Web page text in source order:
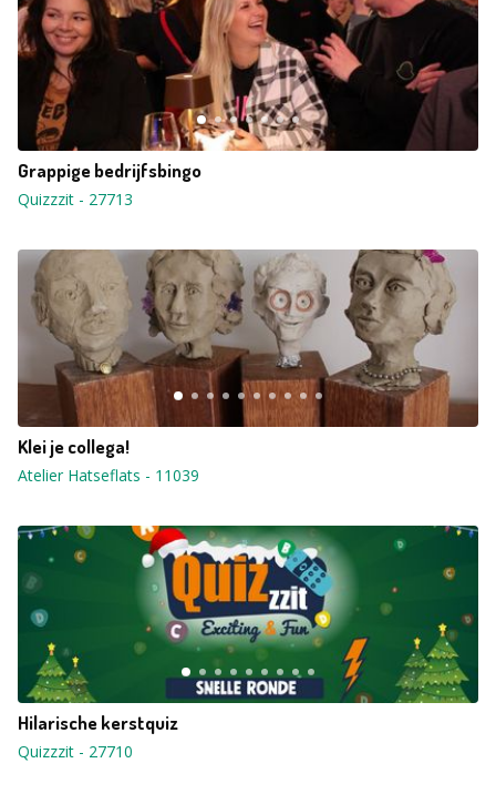
Grappige bedrijfsbingo
Quizzzit - 27713
Klei je collega!
Atelier Hatseflats - 11039
Hilarische kerstquiz
Quizzzit - 27710